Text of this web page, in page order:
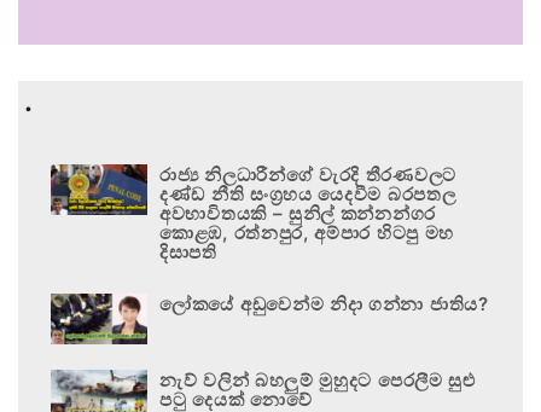
.
රාජ්‍ය නිලධාරීන්ගේ වැරදි තීරණවලට
දණ්ඩ නීති සංග්‍රහය යෙදවීම බරපතල
අවභාවිතයකි – සුනිල් කන්නන්ගර
කොළඹ, රත්නපුර, අම්පාර හිටපු මහ
දිසාපති
ලෝකයේ අඩුවෙන්ම නිදා ගන්නා ජාතිය?
නැව් වලින් බහලුම් මුහුදට පෙරලීම සුළු
පටු දෙයක් නොවේ